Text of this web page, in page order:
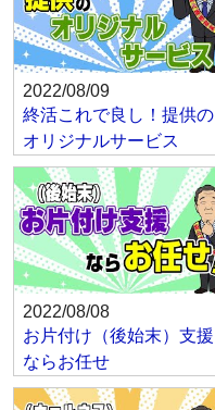
2022/08/09
終活これで良し！提供の
オリジナルサービス
2022/08/08
お片付け（後始末）支援
ならお任せ